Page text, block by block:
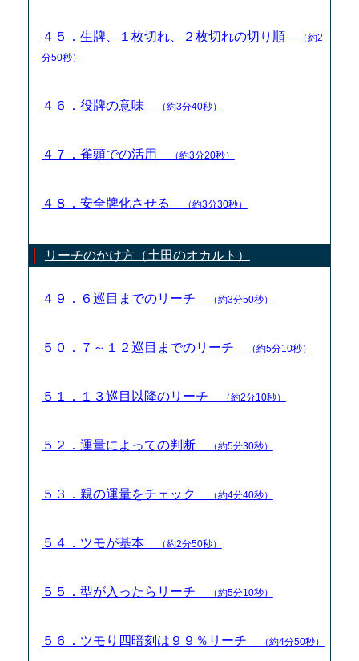
４５．生牌、１枚切れ、２枚切れの切り順
（約2
分50秒）
４６．役牌の意味 （約3分40秒）
４７．雀頭での活用 （約3分20秒）
４８．安全牌化させる （約3分30秒）
リーチのかけ方（土田のオカルト）
４９．６巡目までのリーチ （約3分50秒）
５０．７～１２巡目までのリーチ （約5分10秒）
５１．１３巡目以降のリーチ （約2分10秒）
５２．運量によっての判断 （約5分30秒）
５３．親の運量をチェック （約4分40秒）
５４．ツモが基本 （約2分50秒）
５５．型が入ったらリーチ （約5分10秒）
５６．ツモり四暗刻は９９％リーチ （約4分50秒）